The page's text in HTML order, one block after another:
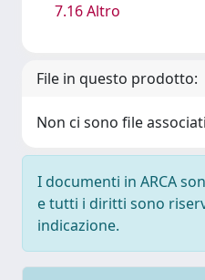
7.16 Altro
File in questo prodotto:
Non ci sono file
I documenti in ARCA
e tutti i diritti sono
indicazione.